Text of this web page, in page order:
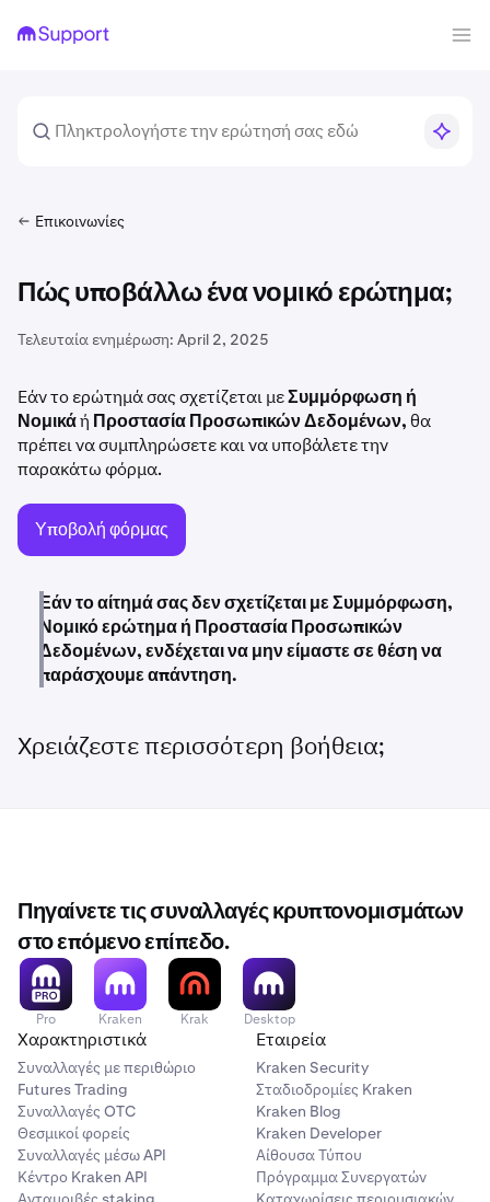
Επικοινωνίες
Πώς υποβάλλω ένα νομικό ερώτημα;
Τελευταία ενημέρωση: April 2, 2025
Εάν το ερώτημά σας σχετίζεται μεΣυμμόρφωση ή
Νομικάή Προστασία Προσωπικών Δεδομένων, θα
πρέπει να συμπληρώσετε και να υποβάλετε την
παρακάτω φόρμα.
Υποβολή φόρμας
Εάν το αίτημά σας δεν σχετίζεται με Συμμόρφωση,
Νομικό ερώτημα ή Προστασία Προσωπικών
Δεδομένων, ενδέχεται να μην είμαστε σε θέση να
παράσχουμε απάντηση.
Χρειάζεστε περισσότερη βοήθεια;
Πηγαίνετε τις συναλλαγές κρυπτονομισμάτων
στο επόμενο επίπεδο.
Pro Kraken Krak Desktop
Χαρακτηριστικά
Συναλλαγές με περιθώριο
Futures Trading
Συναλλαγές OTC
Θεσμικοί φορείς
Συναλλαγές μέσω API
Κέντρο Kraken API
Εταιρεία
Kraken Security
Σταδιοδρομίες Kraken
Kraken Blog
Kraken Developer
Αίθουσα Τύπου
Πρόγραμμα Συνεργατών